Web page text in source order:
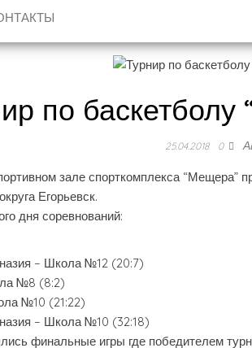
по
25.04.2018 0
зале спорткомплекса “Мещера”
Егорьевск.
дня соревнований:
– Школа №12 (20:7)
№8 (8:2)
№10 (21:22)
– Школа №10 (32:18)
финальные игры где победителем